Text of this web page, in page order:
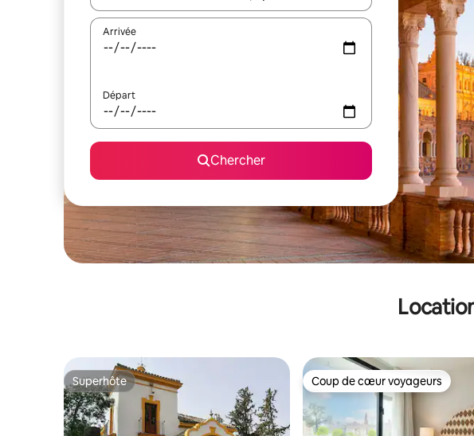
Arrivée
Départ
Chercher
Superhôte
Superhôte Coup de cœur voyageurs
Coup de cœur voyageurs